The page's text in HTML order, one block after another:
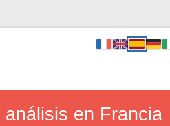
en Francia